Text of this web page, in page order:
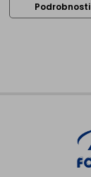
Podrobnosti